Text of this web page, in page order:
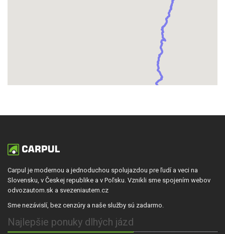
Carpul je modernou a jednoduchou spolujazdou pre ľudí a veci na
Slovensku, v Českej republike a v Poľsku. Vznikli sme spojením webov
odvozautom.sk a svezeniautem.cz
Sme nezávislí, bez cenzúry a naše služby sú zadarmo.
Najlepšie ponuky dlhých jázd